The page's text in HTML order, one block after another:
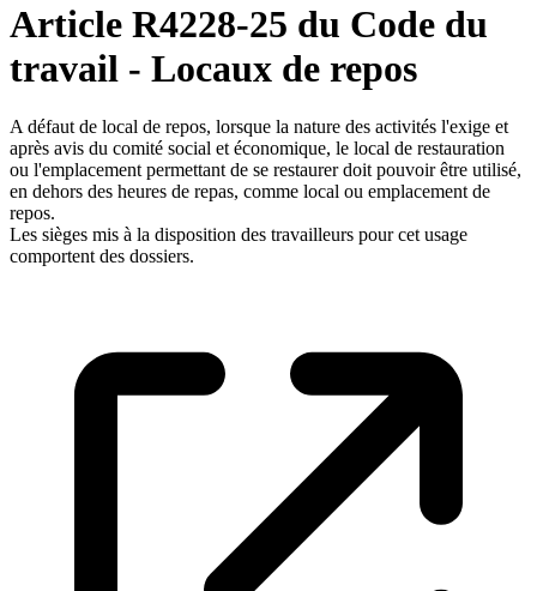
Article R4228-25 du Code du
travail - Locaux de repos
A défaut de local de repos, lorsque la nature des activités l'exige et
après avis du comité social et économique, le local de restauration
ou l'emplacement permettant de se restaurer doit pouvoir être utilisé,
en dehors des heures de repas, comme local ou emplacement de
repos.
Les sièges mis à la disposition des travailleurs pour cet usage
comportent des dossiers.